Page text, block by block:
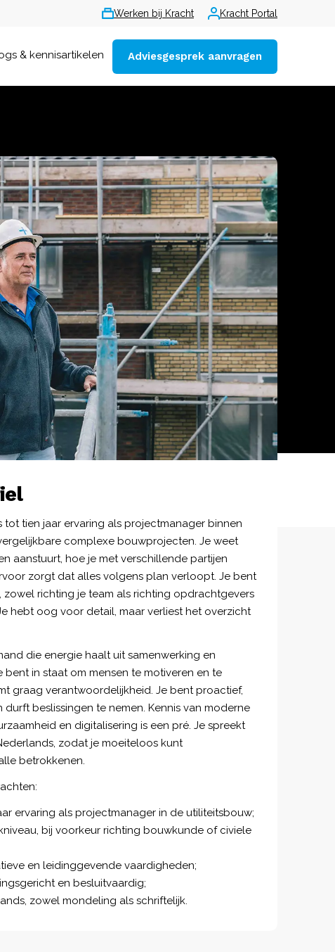
Werken bij Kracht Kracht Portal
& kennisartikelen Adviesgesprek aanvragen
tot tien jaar ervaring als projectmanager binnen
complexe bouwprojecten. Je weet
aanstuurt, hoe je met verschillende partijen
zorgt dat alles volgens plan verloopt. Je bent
zowel richting je team als richting opdrachtgevers
hebt oog voor detail, maar verliest het overzicht
die energie haalt uit samenwerking en
bent in staat om mensen te motiveren en te
graag verantwoordelijkheid. Je bent proactief,
beslissingen te nemen. Kennis van moderne
en digitalisering is een pré. Je spreekt
zodat je moeiteloos kunt
betrokkenen.
ervaring als projectmanager in de utiliteitsbouw;
bij voorkeur richting bouwkunde of civiele
en leidinggevende vaardigheden;
en besluitvaardig;
zowel mondeling als schriftelijk.